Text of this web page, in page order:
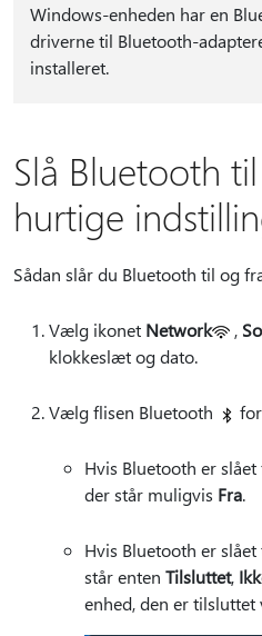
Windows-enheden har en
driverne til Bluetooth-
installeret.
Slå Bluetooth
hurtige
Sådan slår du Bluetooth til og
Vælg ikonet Network ,
klokkeslæt og dato.
Vælg flisen Bluetooth
Hvis Bluetooth er
der står muligvis Fra.
Hvis Bluetooth er
står enten Tilsluttet,
enhed, den er tilsluttet